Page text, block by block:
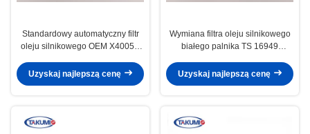
Standardowy automatyczny filtr
oleju silnikowego OEM X4005E
Uzyskaj najlepszą cenę
Wymiana filtra oleju silnikowego
białego palnika TS 16949
Uzyskaj najlepszą cenę